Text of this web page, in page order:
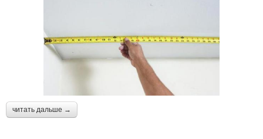
читать дальше →